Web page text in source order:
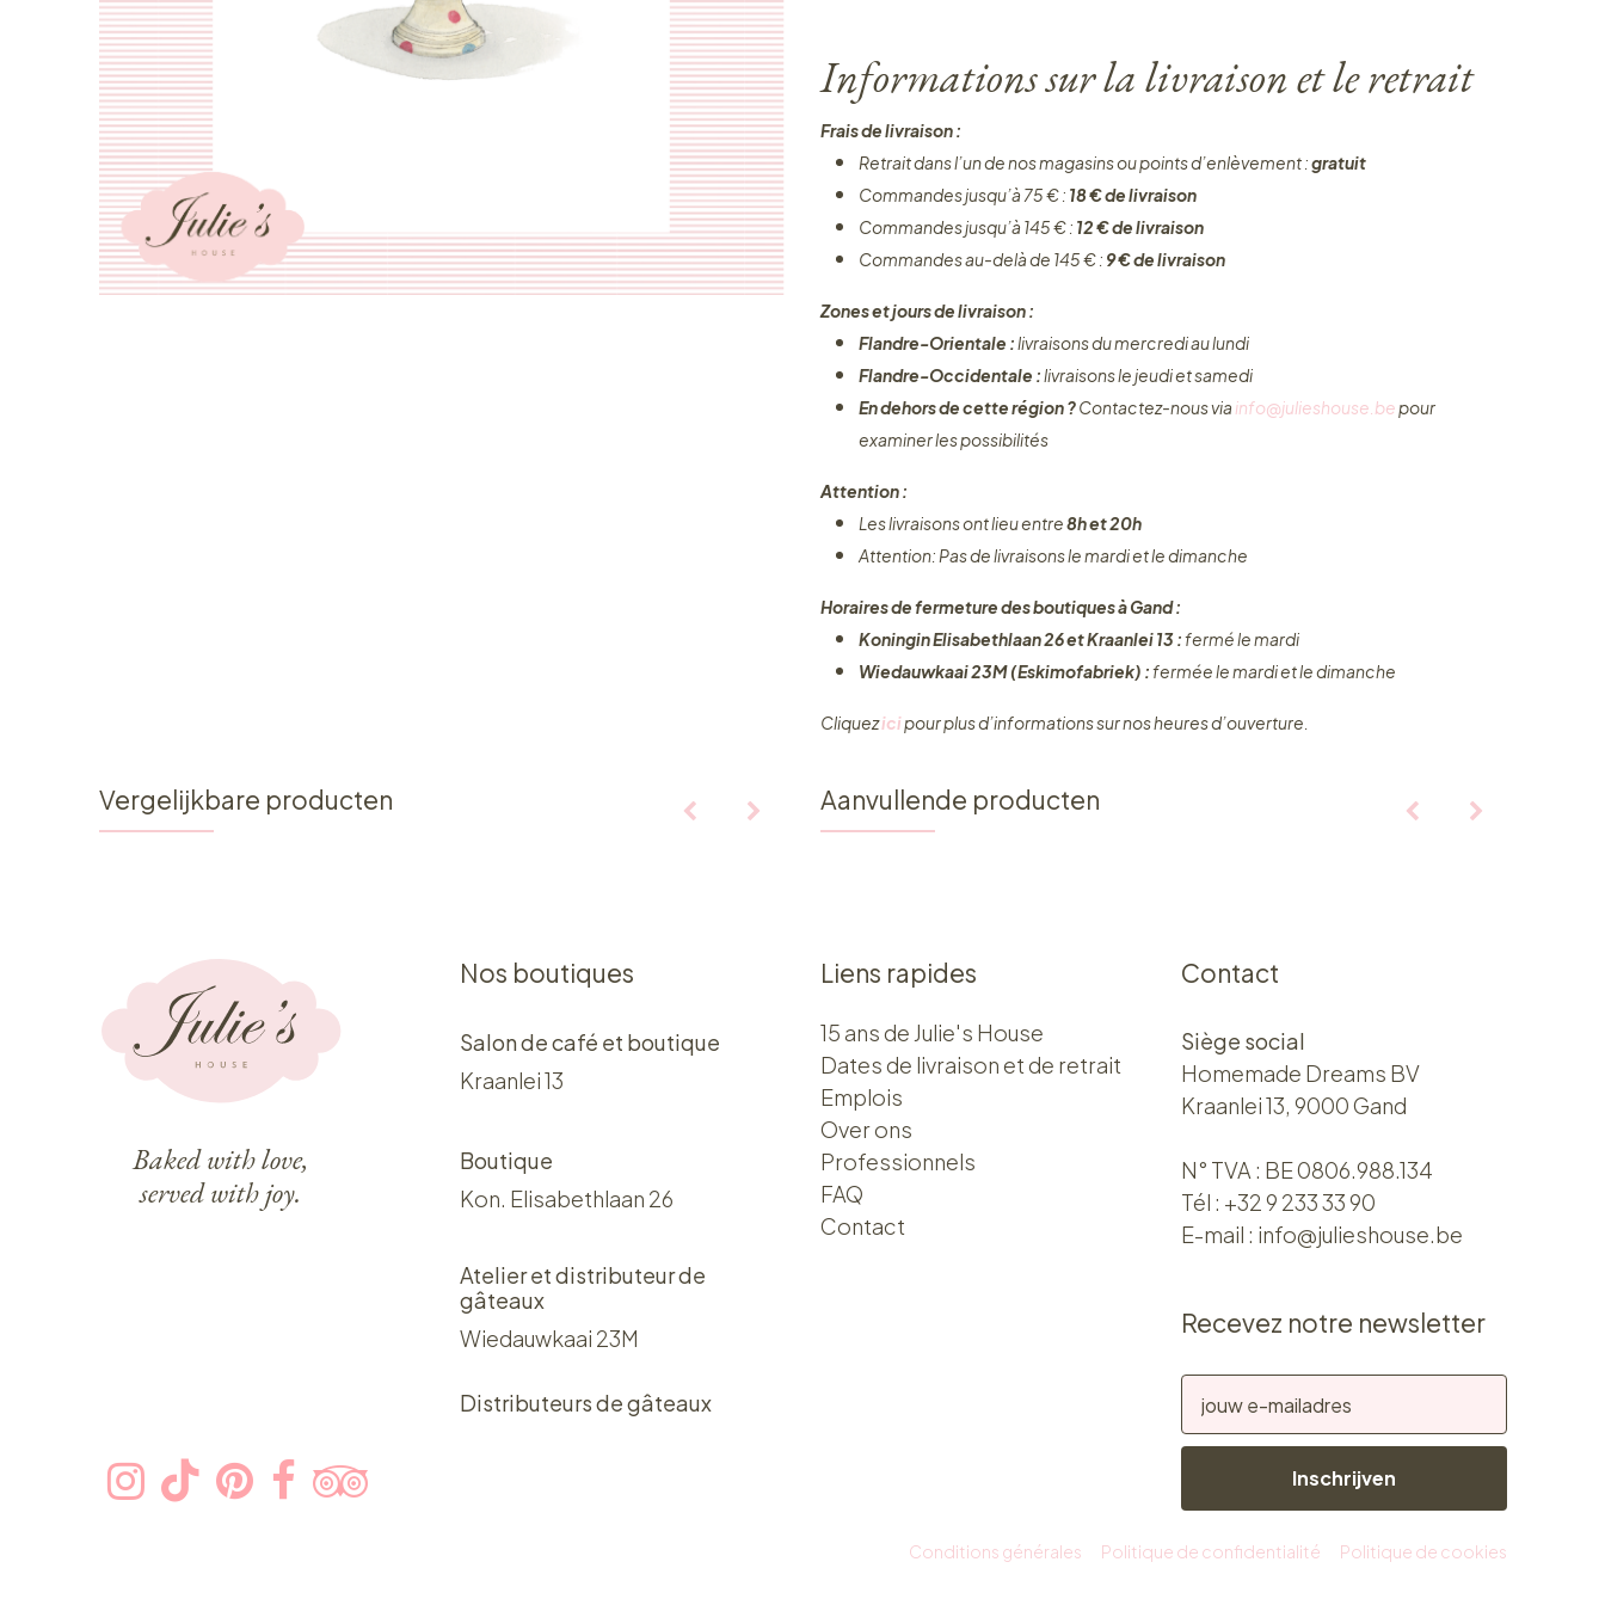
Informations sur la livraison et le retrait
Frais de livraison :
Retrait dans l’un de nos magasins ou points d’enlèvement :gratuit
Commandes jusqu’à 75 € : 18 € de livraison
Commandes jusqu’à 145 € : 12 € de livraison
Commandes au-delà de 145 € : 9 € de livraison
Zones et jours de livraison :
Flandre-Orientale :livraisons du mercredi au lundi
Flandre-Occidentale :livraisons le jeudi et samedi
En dehors de cette région ?Contactez-nous via info@julieshouse.bepour
examiner les possibilités
Attention :
Les livraisons ont lieu entre8h et 20h
Attention: Pas de livraisons le mardi et le dimanche
Horaires de fermeture des boutiques à Gand :
Koningin Elisabethlaan 26 et Kraanlei 13 :fermé le mardi
Wiedauwkaai 23M (Eskimofabriek) :fermée le mardi et le dimanche
Cliquez ​icipour plus d’informations sur nos heures d’ouverture.
Vergelijkbare producten Aanvullende producten
Baked with love,
served with joy.
Nos boutiques
Salon de café et boutique
Kraanlei 13
Boutique
Kon. Elisabethlaan 26
Atelier et distributeur de
gâteaux
Wiedauwkaai 23M
Distributeurs de gâteaux
Liens rapides
15 ans de Julie's House
Dates de livraison et de retrait
Emplois
Over ons​​
Professionnels
FAQ
Contact
Contact
Siège social
Homemade Dreams BV
Kraanlei 13, 9000 Gand
N° TVA : BE 0806.988.134
Tél : +32 9 233 33 90
E-mail : info@julieshouse.be
Recevez notre newsletter
Inschrijven
Conditions générales Politique de confidentialité Politique de cookies